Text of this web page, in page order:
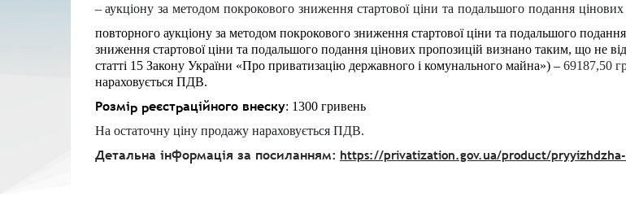
– аукціону за методом покрокового зниження стартової ціни та подальшого подання цінових
повторного аукціону за методом покрокового зниження стартової ціни та подальшого
зниження стартової ціни та подальшого подання цінових пропозицій визнано таким, що не
статті 15 Закону України «Про приватизацію державного і комунального майна») – 69187,50
нараховується ПДВ.
Розмір реєстраційного внеску: 1300 гривень
На остаточну ціну продажу нараховується ПДВ.
Детальна інформація за посиланням: https://privatization.gov.ua/product/